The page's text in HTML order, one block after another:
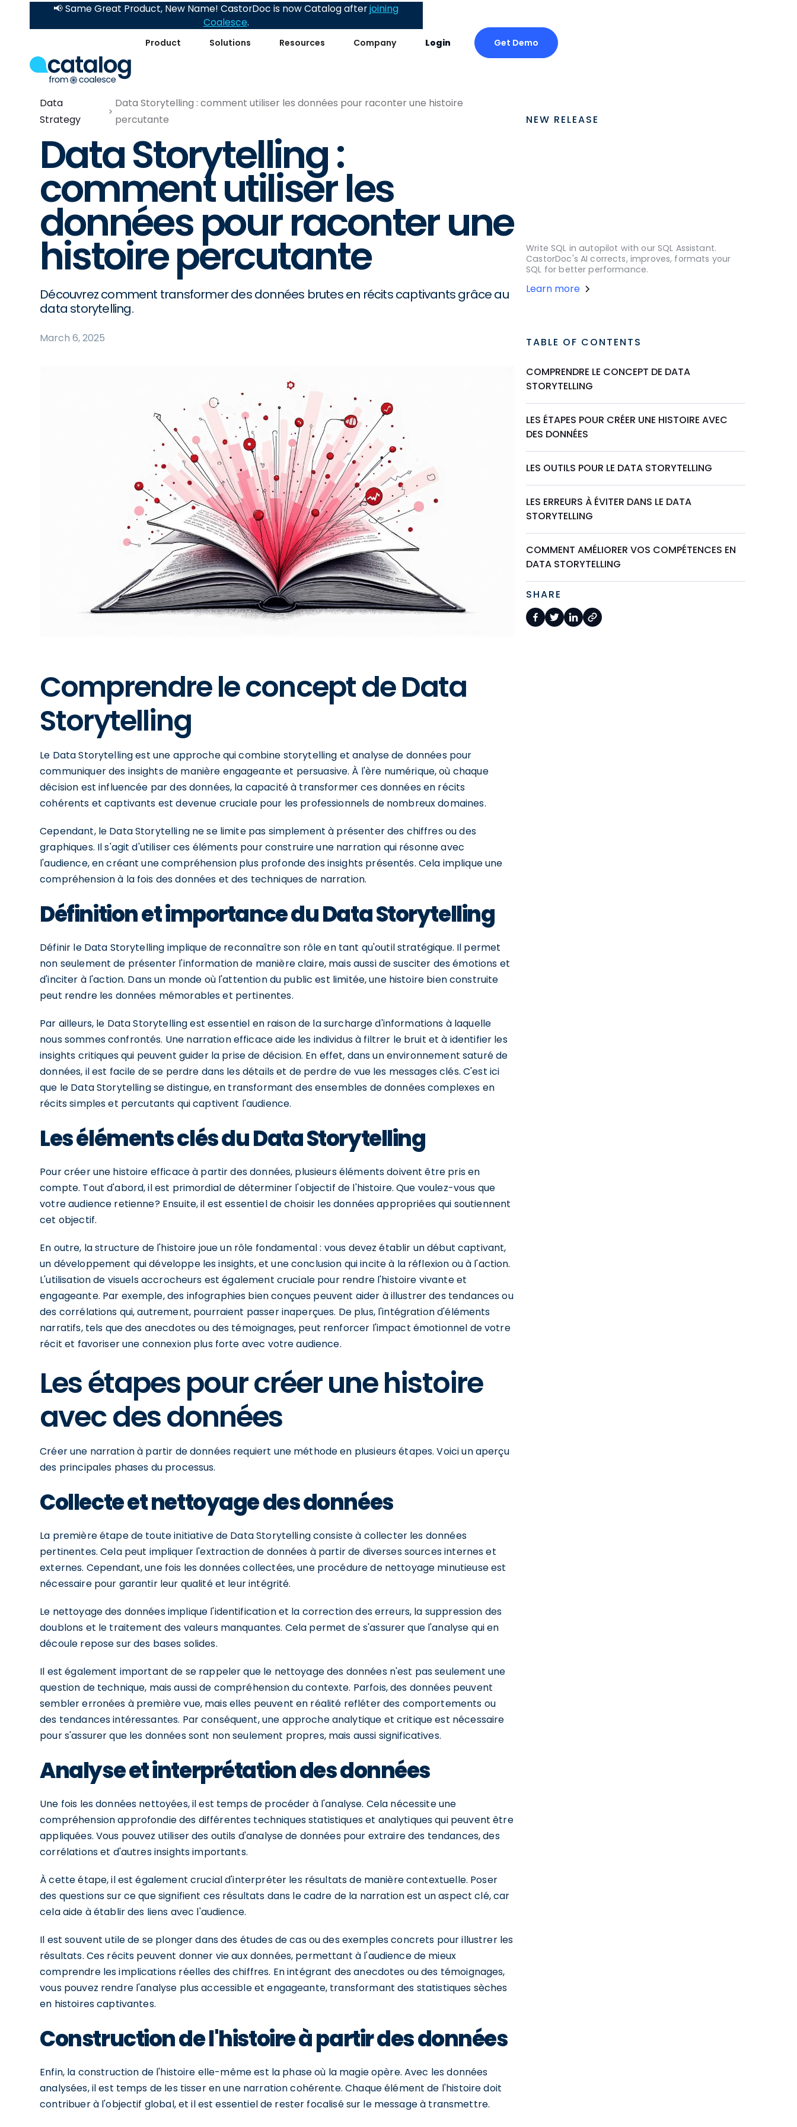
Product Solutions Resources Company Login Get Demo
📢 Same Great Product, New Name! CastorDoc is now Catalog afterjoining
Coalesce.
Data
Strategy
Data Storytelling : comment utiliser les données pour raconter une histoire
percutante
Data Storytelling :
comment utiliser les
données pour raconter une
histoire percutante
Découvrez comment transformer des données brutes en récits captivants grâce au
data storytelling.
March 6, 2025
Comprendre le concept de Data
Storytelling
Le Data Storytelling est une approche qui combine storytelling et analyse de données pour
communiquer des insights de manière engageante et persuasive. À l'ère numérique, où chaque
décision est influencée par des données, la capacité à transformer ces données en récits
cohérents et captivants est devenue cruciale pour les professionnels de nombreux domaines.
Cependant, le Data Storytelling ne se limite pas simplement à présenter des chiffres ou des
graphiques. Il s'agit d'utiliser ces éléments pour construire une narration qui résonne avec
l'audience, en créant une compréhension plus profonde des insights présentés. Cela implique une
compréhension à la fois des données et des techniques de narration.
Définition et importance du Data Storytelling
Définir le Data Storytelling implique de reconnaître son rôle en tant qu'outil stratégique. Il permet
non seulement de présenter l'information de manière claire, mais aussi de susciter des émotions et
d'inciter à l'action. Dans un monde où l'attention du public est limitée, une histoire bien construite
peut rendre les données mémorables et pertinentes.
Par ailleurs, le Data Storytelling est essentiel en raison de la surcharge d'informations à laquelle
nous sommes confrontés. Une narration efficace aide les individus à filtrer le bruit et à identifier les
insights critiques qui peuvent guider la prise de décision. En effet, dans un environnement saturé de
données, il est facile de se perdre dans les détails et de perdre de vue les messages clés. C'est ici
que le Data Storytelling se distingue, en transformant des ensembles de données complexes en
récits simples et percutants qui captivent l'audience.
Les éléments clés du Data Storytelling
Pour créer une histoire efficace à partir des données, plusieurs éléments doivent être pris en
compte. Tout d'abord, il est primordial de déterminer l'objectif de l'histoire. Que voulez-vous que
votre audience retienne? Ensuite, il est essentiel de choisir les données appropriées qui soutiennent
cet objectif.
En outre, la structure de l'histoire joue un rôle fondamental : vous devez établir un début captivant,
un développement qui développe les insights, et une conclusion qui incite à la réflexion ou à l'action.
L'utilisation de visuels accrocheurs est également cruciale pour rendre l'histoire vivante et
engageante. Par exemple, des infographies bien conçues peuvent aider à illustrer des tendances ou
des corrélations qui, autrement, pourraient passer inaperçues. De plus, l'intégration d'éléments
narratifs, tels que des anecdotes ou des témoignages, peut renforcer l'impact émotionnel de votre
récit et favoriser une connexion plus forte avec votre audience.
Les étapes pour créer une histoire
avec des données
Créer une narration à partir de données requiert une méthode en plusieurs étapes. Voici un aperçu
des principales phases du processus.
Collecte et nettoyage des données
La première étape de toute initiative de Data Storytelling consiste à collecter les données
pertinentes. Cela peut impliquer l'extraction de données à partir de diverses sources internes et
externes. Cependant, une fois les données collectées, une procédure de nettoyage minutieuse est
nécessaire pour garantir leur qualité et leur intégrité.
Le nettoyage des données implique l'identification et la correction des erreurs, la suppression des
doublons et le traitement des valeurs manquantes. Cela permet de s'assurer que l'analyse qui en
découle repose sur des bases solides.
Il est également important de se rappeler que le nettoyage des données n'est pas seulement une
question de technique, mais aussi de compréhension du contexte. Parfois, des données peuvent
sembler erronées à première vue, mais elles peuvent en réalité refléter des comportements ou
des tendances intéressantes. Par conséquent, une approche analytique et critique est nécessaire
pour s'assurer que les données sont non seulement propres, mais aussi significatives.
Analyse et interprétation des données
Une fois les données nettoyées, il est temps de procéder à l'analyse. Cela nécessite une
compréhension approfondie des différentes techniques statistiques et analytiques qui peuvent être
appliquées. Vous pouvez utiliser des outils d'analyse de données pour extraire des tendances, des
corrélations et d'autres insights importants.
À cette étape, il est également crucial d'interpréter les résultats de manière contextuelle. Poser
des questions sur ce que signifient ces résultats dans le cadre de la narration est un aspect clé, car
cela aide à établir des liens avec l'audience.
Il est souvent utile de se plonger dans des études de cas ou des exemples concrets pour illustrer les
résultats. Ces récits peuvent donner vie aux données, permettant à l'audience de mieux
comprendre les implications réelles des chiffres. En intégrant des anecdotes ou des témoignages,
vous pouvez rendre l'analyse plus accessible et engageante, transformant des statistiques sèches
en histoires captivantes.
Construction de l'histoire à partir des données
Enfin, la construction de l'histoire elle-même est la phase où la magie opère. Avec les données
analysées, il est temps de les tisser en une narration cohérente. Chaque élément de l'histoire doit
contribuer à l'objectif global, et il est essentiel de rester focalisé sur le message à transmettre.
NEW RELEASE
Write SQL in autopilot with our SQL Assistant.
CastorDoc's AI corrects, improves, formats your
SQL for better performance.
Learn more
TABLE OF CONTENTS
COMPRENDRE LE CONCEPT DE DATA
STORYTELLING
LES ÉTAPES POUR CRÉER UNE HISTOIRE AVEC
DES DONNÉES
LES OUTILS POUR LE DATA STORYTELLING
LES ERREURS À ÉVITER DANS LE DATA
STORYTELLING
COMMENT AMÉLIORER VOS COMPÉTENCES EN
DATA STORYTELLING
SHARE